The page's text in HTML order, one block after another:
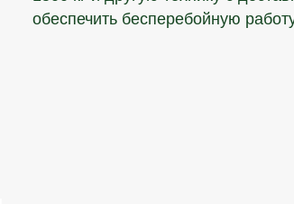
обеспечить бесперебойную